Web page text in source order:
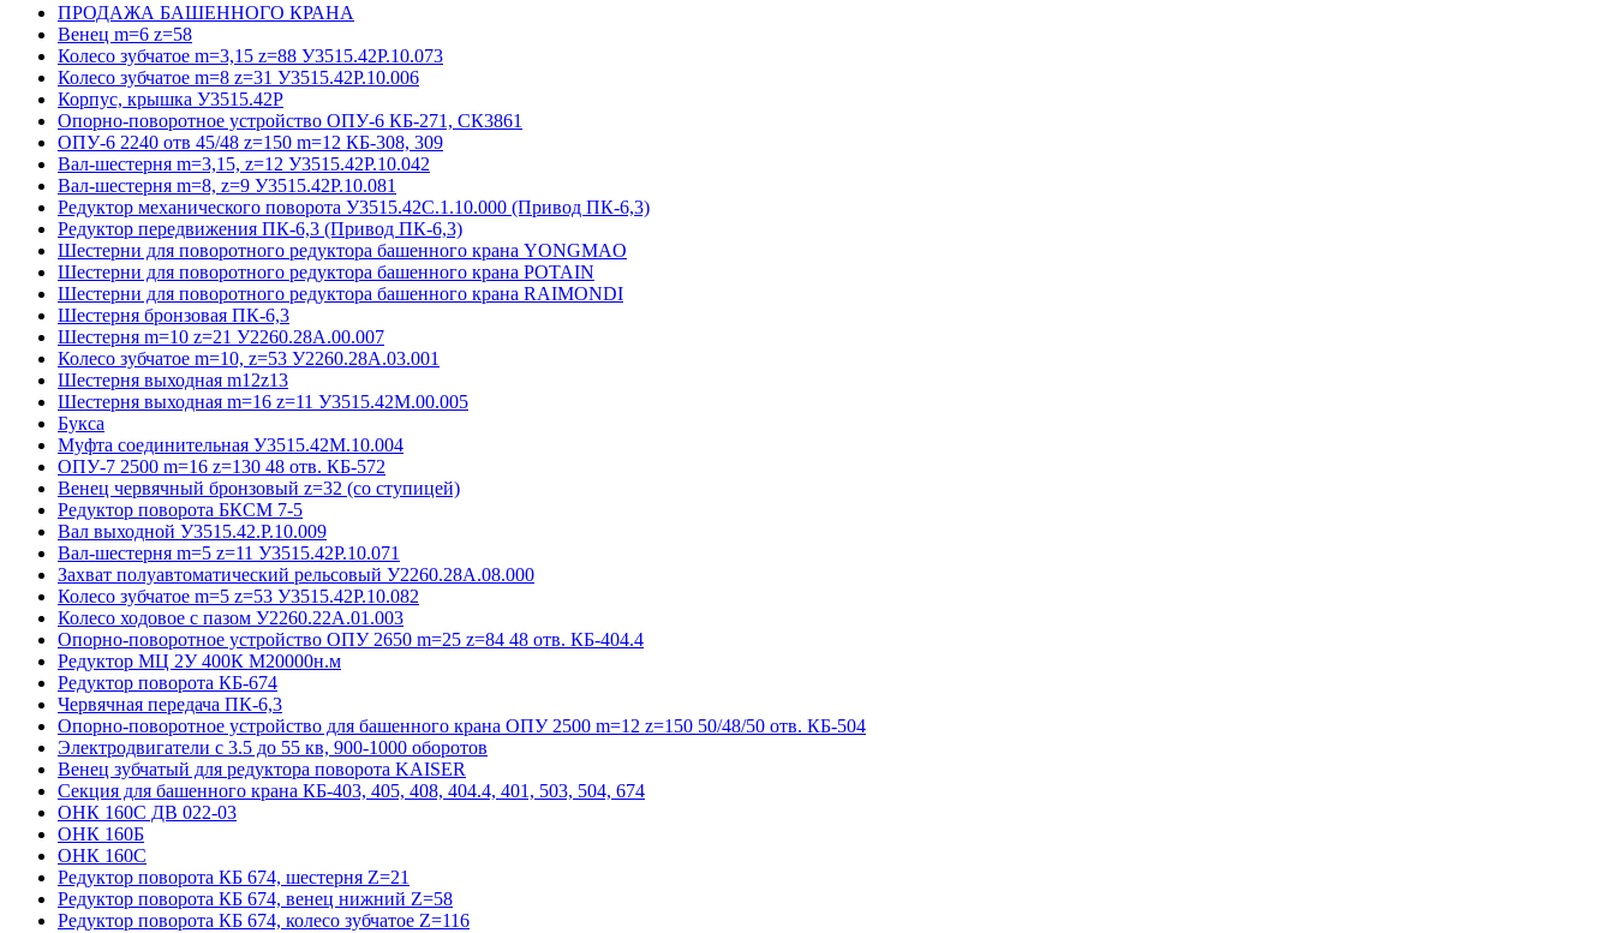
ПРОДАЖА БАШЕННОГО КРАНА
Венец m=6 z=58
Колесо зубчатое m=3,15 z=88 У3515.42Р.10.073
Колесо зубчатое m=8 z=31 У3515.42Р.10.006
Корпус, крышка У3515.42Р
Опорно-поворотное устройство ОПУ-6 КБ-271, СК3861
ОПУ-6 2240 отв 45/48 z=150 m=12 КБ-308, 309
Вал-шестерня m=3,15, z=12 У3515.42Р.10.042
Вал-шестерня m=8, z=9 У3515.42Р.10.081
Редуктор механического поворота У3515.42С.1.10.000 (Привод ПК-6,3)
Редуктор передвижения ПК-6,3 (Привод ПК-6,3)
Шестерни для поворотного редуктора башенного крана YONGMAO
Шестерни для поворотного редуктора башенного крана POTAIN
Шестерни для поворотного редуктора башенного крана RAIMONDI
Шестерня бронзовая ПК-6,3
Шестерня m=10 z=21 У2260.28А.00.007
Колесо зубчатое m=10, z=53 У2260.28А.03.001
Шестерня выходная m12z13
Шестерня выходная m=16 z=11 У3515.42М.00.005
Букса
Муфта соединительная У3515.42М.10.004
ОПУ-7 2500 m=16 z=130 48 отв. КБ-572
Венец червячный бронзовый z=32 (со ступицей)
Редуктор поворота БКСМ 7-5
Вал выходной У3515.42.Р.10.009
Вал-шестерня m=5 z=11 У3515.42Р.10.071
Захват полуавтоматический рельсовый У2260.28А.08.000
Колесо зубчатое m=5 z=53 У3515.42Р.10.082
Колесо ходовое с пазом У2260.22А.01.003
Опорно-поворотное устройство ОПУ 2650 m=25 z=84 48 отв. КБ-404.4
Редуктор МЦ 2У 400К М20000н.м
Редуктор поворота КБ-674
Червячная передача ПК-6,3
Опорно-поворотное устройство для башенного крана ОПУ 2500 m=12 z=150 50/48/50 отв. КБ-504
Электродвигатели с 3.5 до 55 кв, 900-1000 оборотов
Венец зубчатый для редуктора поворота KAISER
Секция для башенного крана КБ-403, 405, 408, 404.4, 401, 503, 504, 674
ОНК 160С ДВ 022-03
ОНК 160Б
ОНК 160С
Редуктор поворота КБ 674, шестерня Z=21
Редуктор поворота КБ 674, венец нижний Z=58
Редуктор поворота КБ 674, колесо зубчатое Z=116